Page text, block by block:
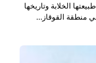
الخلابة وتاريخها
منطقة القوقاز…